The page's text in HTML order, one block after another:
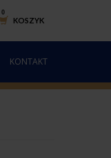
KOSZYK
KONTAKT